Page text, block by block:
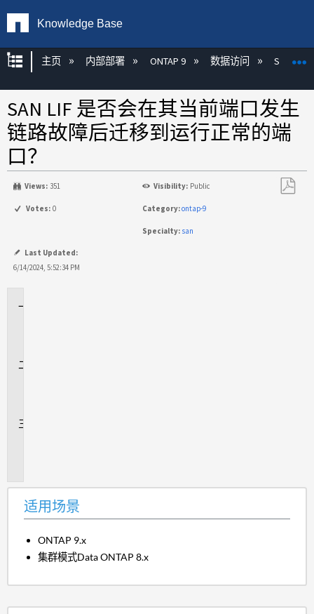
Knowledge Base
扩展/隐缩全局层次
主页 内部部署 ONTAP 9 数据访问 SAN
SAN LIF 是否会在其当前端口发生
链路故障后迁移到运行正常的端
口？
Views: 351 Visibility: Public
Votes: 0 Category:ontap-9
Specialty: san
Last Updated:
6/14/2024, 5:52:34 PM
适用场景
ONTAP 9.x
集群模式Data ONTAP 8.x